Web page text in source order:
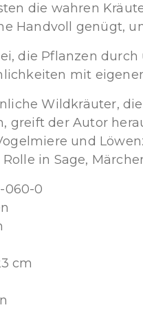
die wahren
Handvoll genügt,
die Pflanzen
mit
Wildkräuter,
greift der Autor
und
in Sage,
060-0
cm